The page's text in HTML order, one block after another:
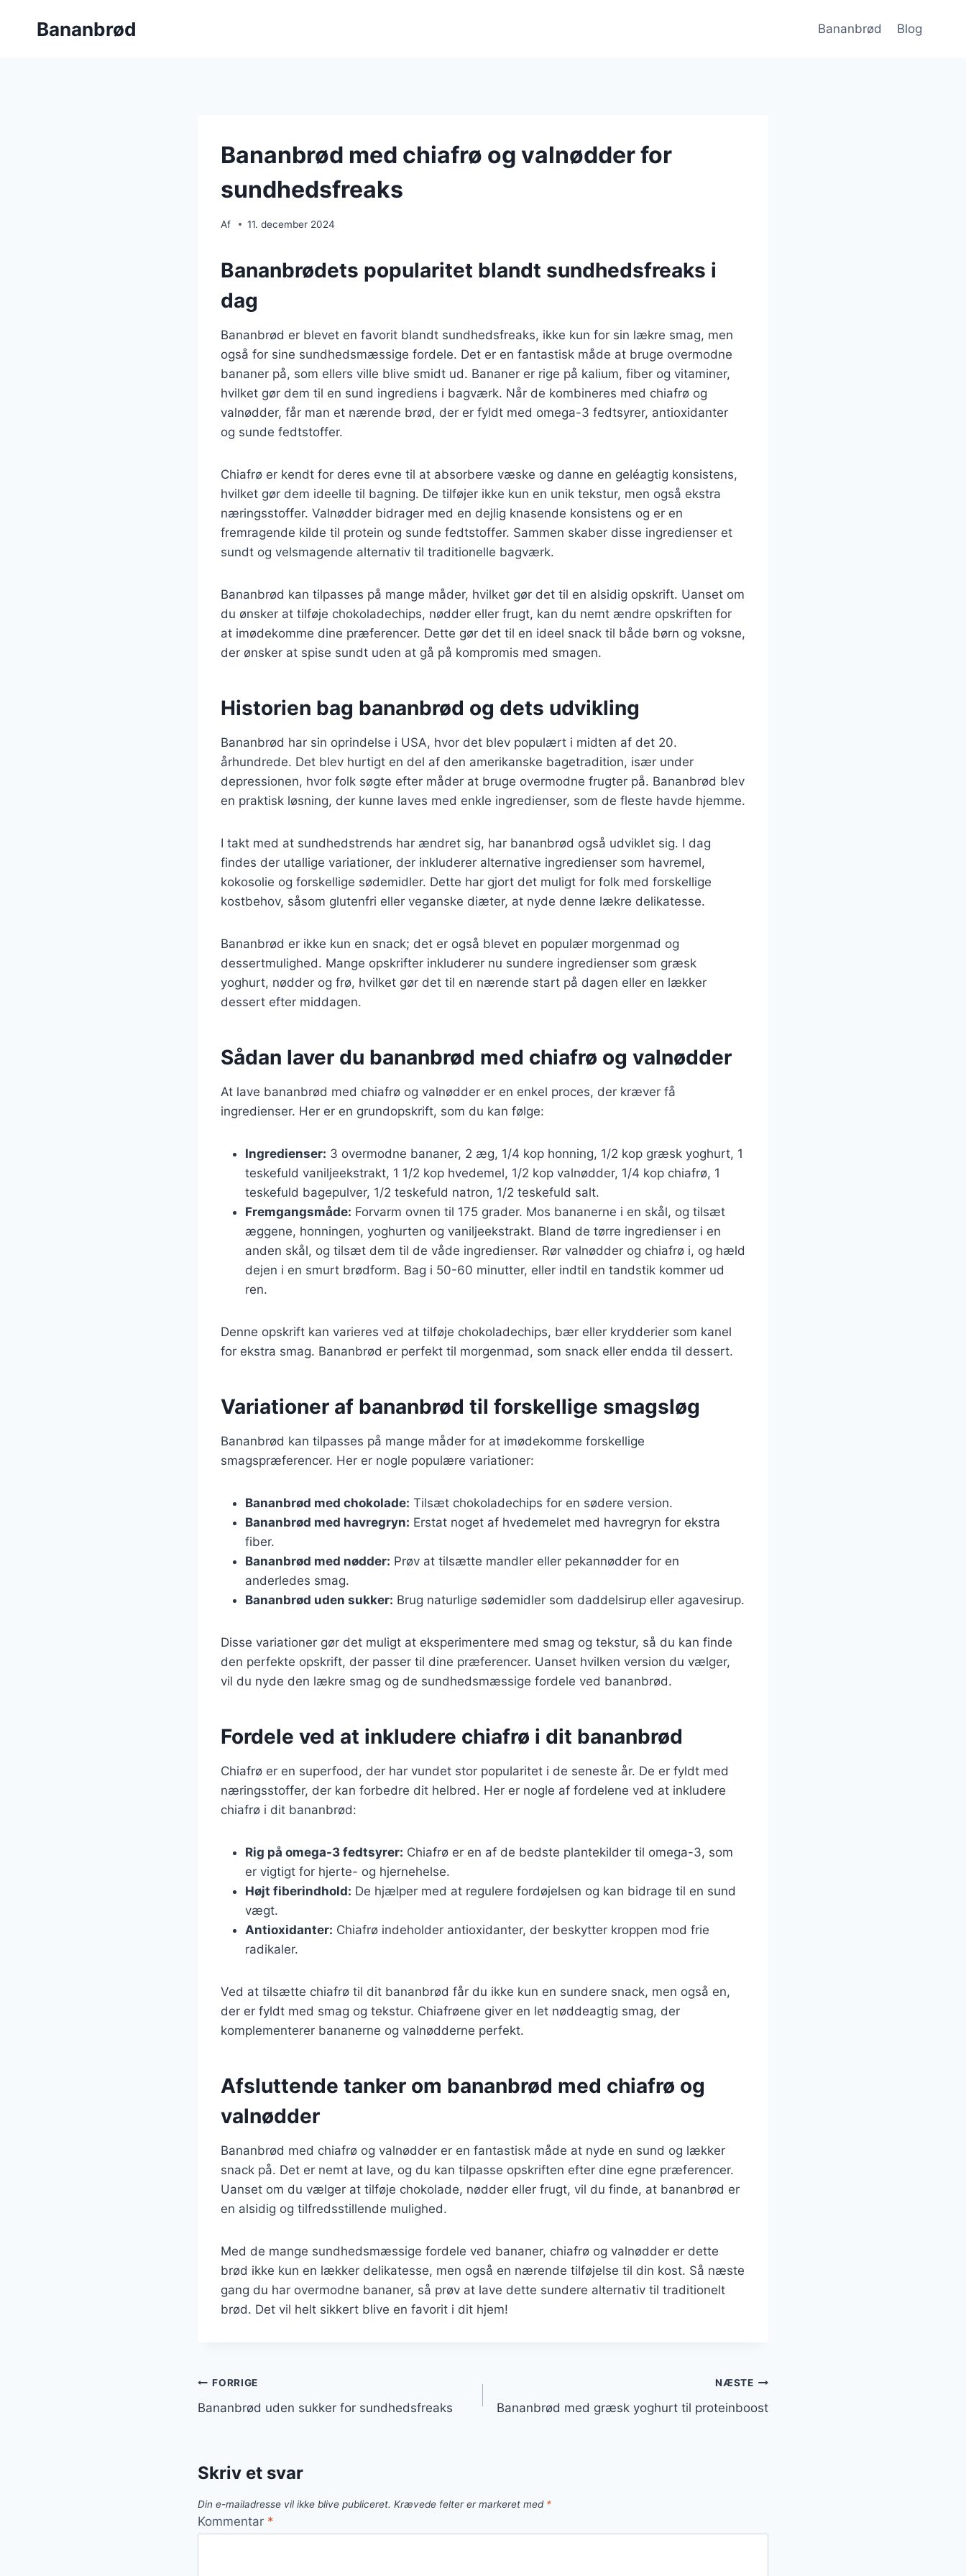
Bananbrød Bananbrød Blog
Bananbrød med chiafrø og valnødder for
sundhedsfreaks
Af 11. december 2024
Bananbrødets popularitet blandt sundhedsfreaks i
dag
Bananbrød er blevet en favorit blandt sundhedsfreaks, ikke kun for sin lækre smag, men
også for sine sundhedsmæssige fordele. Det er en fantastisk måde at bruge overmodne
bananer på, som ellers ville blive smidt ud. Bananer er rige på kalium, fiber og vitaminer,
hvilket gør dem til en sund ingrediens i bagværk. Når de kombineres med chiafrø og
valnødder, får man et nærende brød, der er fyldt med omega-3 fedtsyrer, antioxidanter
og sunde fedtstoffer.
Chiafrø er kendt for deres evne til at absorbere væske og danne en geléagtig konsistens,
hvilket gør dem ideelle til bagning. De tilføjer ikke kun en unik tekstur, men også ekstra
næringsstoffer. Valnødder bidrager med en dejlig knasende konsistens og er en
fremragende kilde til protein og sunde fedtstoffer. Sammen skaber disse ingredienser et
sundt og velsmagende alternativ til traditionelle bagværk.
Bananbrød kan tilpasses på mange måder, hvilket gør det til en alsidig opskrift. Uanset om
du ønsker at tilføje chokoladechips, nødder eller frugt, kan du nemt ændre opskriften for
at imødekomme dine præferencer. Dette gør det til en ideel snack til både børn og voksne,
der ønsker at spise sundt uden at gå på kompromis med smagen.
Historien bag bananbrød og dets udvikling
Bananbrød har sin oprindelse i USA, hvor det blev populært i midten af det 20.
århundrede. Det blev hurtigt en del af den amerikanske bagetradition, især under
depressionen, hvor folk søgte efter måder at bruge overmodne frugter på. Bananbrød blev
en praktisk løsning, der kunne laves med enkle ingredienser, som de fleste havde hjemme.
I takt med at sundhedstrends har ændret sig, har bananbrød også udviklet sig. I dag
findes der utallige variationer, der inkluderer alternative ingredienser som havremel,
kokosolie og forskellige sødemidler. Dette har gjort det muligt for folk med forskellige
kostbehov, såsom glutenfri eller veganske diæter, at nyde denne lækre delikatesse.
Bananbrød er ikke kun en snack; det er også blevet en populær morgenmad og
dessertmulighed. Mange opskrifter inkluderer nu sundere ingredienser som græsk
yoghurt, nødder og frø, hvilket gør det til en nærende start på dagen eller en lækker
dessert efter middagen.
Sådan laver du bananbrød med chiafrø og valnødder
At lave bananbrød med chiafrø og valnødder er en enkel proces, der kræver få
ingredienser. Her er en grundopskrift, som du kan følge:
Ingredienser: 3 overmodne bananer, 2 æg, 1/4 kop honning, 1/2 kop græsk yoghurt, 1
teskefuld vaniljeekstrakt, 1 1/2 kop hvedemel, 1/2 kop valnødder, 1/4 kop chiafrø, 1
teskefuld bagepulver, 1/2 teskefuld natron, 1/2 teskefuld salt.
Fremgangsmåde: Forvarm ovnen til 175 grader. Mos bananerne i en skål, og tilsæt
æggene, honningen, yoghurten og vaniljeekstrakt. Bland de tørre ingredienser i en
anden skål, og tilsæt dem til de våde ingredienser. Rør valnødder og chiafrø i, og hæld
dejen i en smurt brødform. Bag i 50-60 minutter, eller indtil en tandstik kommer ud
ren.
Denne opskrift kan varieres ved at tilføje chokoladechips, bær eller krydderier som kanel
for ekstra smag. Bananbrød er perfekt til morgenmad, som snack eller endda til dessert.
Variationer af bananbrød til forskellige smagsløg
Bananbrød kan tilpasses på mange måder for at imødekomme forskellige
smagspræferencer. Her er nogle populære variationer:
Bananbrød med chokolade: Tilsæt chokoladechips for en sødere version.
Bananbrød med havregryn: Erstat noget af hvedemelet med havregryn for ekstra
fiber.
Bananbrød med nødder: Prøv at tilsætte mandler eller pekannødder for en
anderledes smag.
Bananbrød uden sukker: Brug naturlige sødemidler som daddelsirup eller agavesirup.
Disse variationer gør det muligt at eksperimentere med smag og tekstur, så du kan finde
den perfekte opskrift, der passer til dine præferencer. Uanset hvilken version du vælger,
vil du nyde den lækre smag og de sundhedsmæssige fordele ved bananbrød.
Fordele ved at inkludere chiafrø i dit bananbrød
Chiafrø er en superfood, der har vundet stor popularitet i de seneste år. De er fyldt med
næringsstoffer, der kan forbedre dit helbred. Her er nogle af fordelene ved at inkludere
chiafrø i dit bananbrød:
Rig på omega-3 fedtsyrer: Chiafrø er en af de bedste plantekilder til omega-3, som
er vigtigt for hjerte- og hjernehelse.
Højt fiberindhold: De hjælper med at regulere fordøjelsen og kan bidrage til en sund
vægt.
Antioxidanter: Chiafrø indeholder antioxidanter, der beskytter kroppen mod frie
radikaler.
Ved at tilsætte chiafrø til dit bananbrød får du ikke kun en sundere snack, men også en,
der er fyldt med smag og tekstur. Chiafrøene giver en let nøddeagtig smag, der
komplementerer bananerne og valnødderne perfekt.
Afsluttende tanker om bananbrød med chiafrø og
valnødder
Bananbrød med chiafrø og valnødder er en fantastisk måde at nyde en sund og lækker
snack på. Det er nemt at lave, og du kan tilpasse opskriften efter dine egne præferencer.
Uanset om du vælger at tilføje chokolade, nødder eller frugt, vil du finde, at bananbrød er
en alsidig og tilfredsstillende mulighed.
Med de mange sundhedsmæssige fordele ved bananer, chiafrø og valnødder er dette
brød ikke kun en lækker delikatesse, men også en nærende tilføjelse til din kost. Så næste
gang du har overmodne bananer, så prøv at lave dette sundere alternativ til traditionelt
brød. Det vil helt sikkert blive en favorit i dit hjem!
Indlægsnavigation
FORRIGE
Bananbrød uden sukker for sundhedsfreaks
NÆSTE
Bananbrød med græsk yoghurt til proteinboost
Skriv et svar
Din e-mailadresse vil ikke blive publiceret. Krævede felter er markeret med *
Kommentar *